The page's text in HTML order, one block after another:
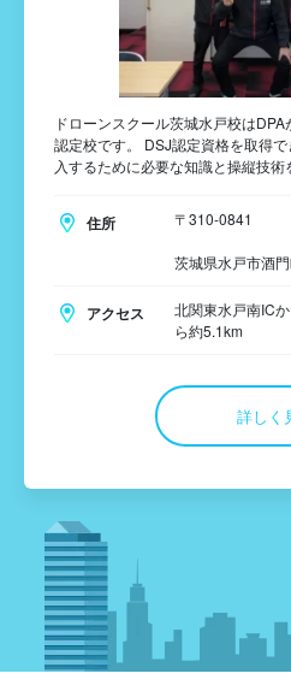
ドローンスクール茨城水戸校はDPA
認定校です。 DSJ認定資格を取得
入するために必要な知識と操縦技術
住所 〒310-0841
茨城県水戸市酒
アクセス
北関東水戸南IC
ら約5.1km
詳しく